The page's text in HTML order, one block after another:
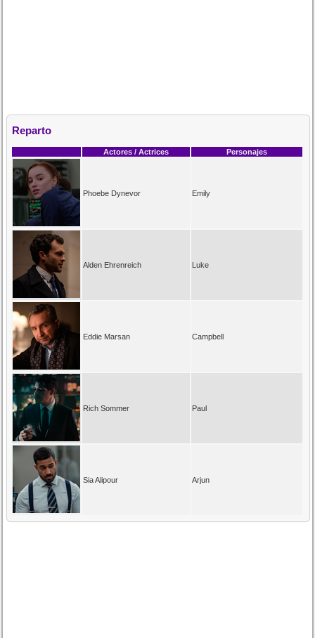
Reparto
Actores / Actrices Personajes
Phoebe Dynevor Emily
Alden Ehrenreich Luke
Eddie Marsan Campbell
Rich Sommer Paul
Sia Alipour Arjun